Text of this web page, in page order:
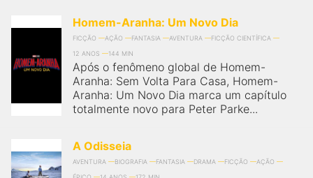
Homem-Aranha: Um Novo Dia
FICÇÃO AÇÃO FANTASIA AVENTURA
FICÇÃO CIENTÍFICA
12 ANOS
144 MIN
Após o fenômeno global de Homem-
Aranha: Sem Volta Para Casa, Homem-
Aranha: Um Novo Dia marca um capítulo
totalmente novo para Peter Parke...
A Odisseia
AVENTURA BIOGRAFIA FANTASIA DRAMA FICÇÃO
AÇÃO